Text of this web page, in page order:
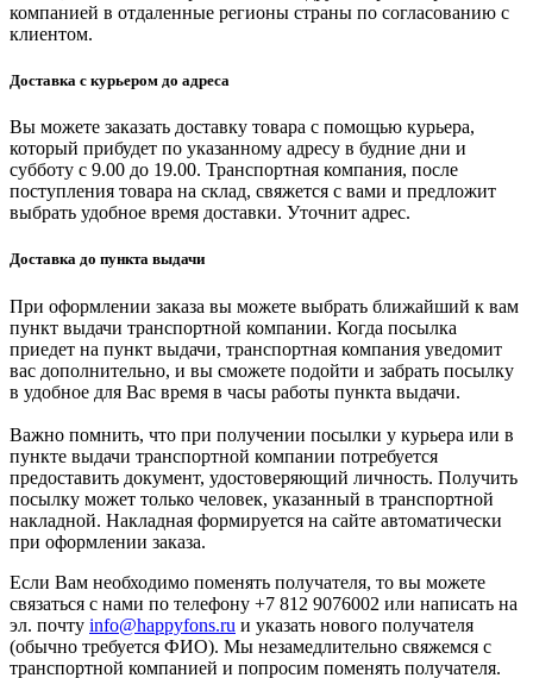
компанией в отдаленные регионы страны по согласованию с
клиентом.
Доставка с курьером до адреса
Вы можете заказать доставку товара с помощью курьера,
который прибудет по указанному адресу в будние дни и
субботу с 9.00 до 19.00. Транспортная компания, после
поступления товара на склад, свяжется с вами и предложит
выбрать удобное время доставки. Уточнит адрес.
Доставка до пункта выдачи
При оформлении заказа вы можете выбрать ближайший к вам
пункт выдачи транспортной компании. Когда посылка
приедет на пункт выдачи, транспортная компания уведомит
вас дополнительно, и вы сможете подойти и забрать посылку
в удобное для Вас время в часы работы пункта выдачи.
Важно помнить, что при получении посылки у курьера или в
пункте выдачи транспортной компании потребуется
предоставить документ, удостоверяющий личность. Получить
посылку может только человек, указанный в транспортной
накладной. Накладная формируется на сайте автоматически
при оформлении заказа.
Если Вам необходимо поменять получателя, то вы можете
связаться с нами по телефону +7 812 9076002 или написать на
эл. почту info@happyfons.ru и указать нового получателя
(обычно требуется ФИО). Мы незамедлительно свяжемся с
транспортной компанией и попросим поменять получателя.